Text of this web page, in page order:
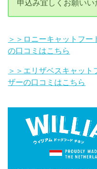
申込み宜しくお願いい
＞＞ロニーキャットフ
の口コミはこちら
＞＞エリザベスキャッ
ザーの口コミはこちら